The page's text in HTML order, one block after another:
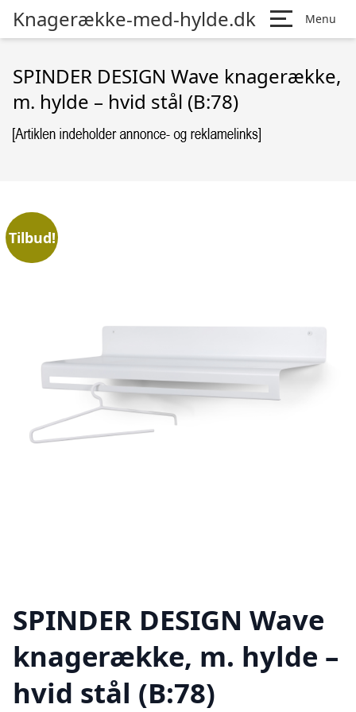
Knagerække-med-hylde.dk Menu
SPINDER DESIGN Wave knagerække,
m. hylde – hvid stål (B:78)
Tilbud!
SPINDER DESIGN Wave
knagerække, m. hylde –
hvid stål (B:78)